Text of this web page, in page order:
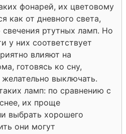
фонарей, их цветовому
как от дневного света,
ртутных ламп. Но
у них соответствует
влияют на
готовясь ко сну,
выключать.
ламп: по сравнению с
их проще
выбрать хорошего
они могут